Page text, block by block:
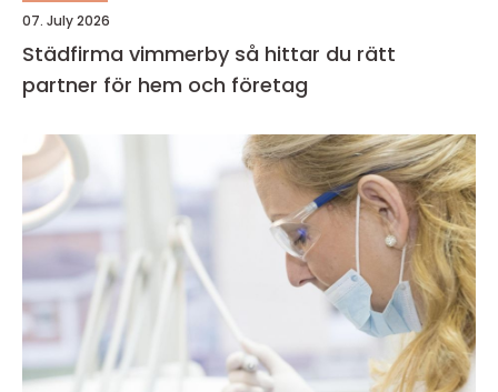
07. July 2026
Städfirma vimmerby så hittar du rätt
partner för hem och företag